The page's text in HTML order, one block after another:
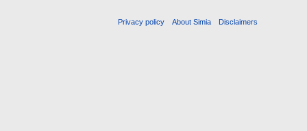
Privacy policy About Simia Disclaimers